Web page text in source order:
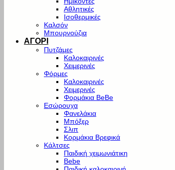
Αθλητικές
Ισοθερμικές
Καλσόν
Μπουρνούζια
ΑΓΟΡΙ
Πυτζάμες
Καλοκαιρινές
Χειμερινές
Φόρμες
Καλοκαιρινές
Χειμερινές
Φορμάκια BeBe
Εσώρουχα
Φανελάκια
Μπόξερ
Σλιπ
Κορμάκια Βρεφικά
Κάλτσες
Παιδική χειμωνιάτικη
Bebe